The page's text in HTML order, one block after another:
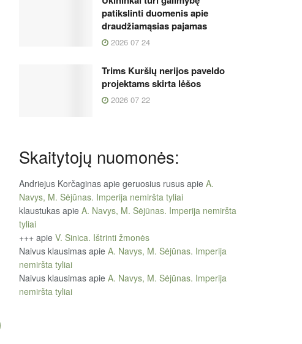
patikslinti duomenis apie
draudžiamąsias pajamas
2026 07 24
Trims Kuršių nerijos paveldo
projektams skirta lėšos
2026 07 22
Skaitytojų nuomonės:
Andriejus Korčaginas apie geruosius rusus apie A.
Navys, M. Sėjūnas. Imperija nemiršta tyliai
klaustukas apie A. Navys, M. Sėjūnas. Imperija nemiršta
tyliai
+++ apie V. Sinica. Ištrinti žmonės
Naivus klausimas apie A. Navys, M. Sėjūnas. Imperija
nemiršta tyliai
Naivus klausimas apie A. Navys, M. Sėjūnas. Imperija
nemiršta tyliai